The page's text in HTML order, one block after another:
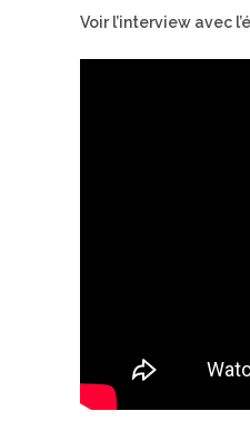
Voir l’interview avec